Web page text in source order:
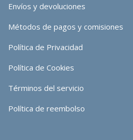
Envíos y devoluciones
Métodos de pagos y comisiones
Política de Privacidad
Política de Cookies
Términos del servicio
Política de reembolso